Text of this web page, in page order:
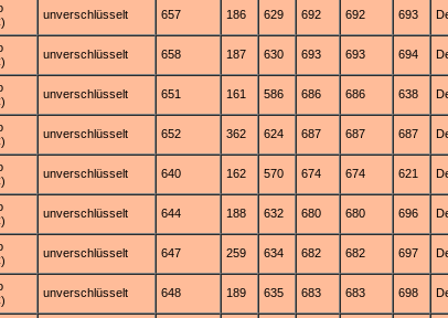
unverschlüsselt 657 186 629 692 692 693
unverschlüsselt 658 187 630 693 693 694
unverschlüsselt 651 161 586 686 686 638
unverschlüsselt 652 362 624 687 687 687
unverschlüsselt 640 162 570 674 674 621
unverschlüsselt 644 188 632 680 680 696
unverschlüsselt 647 259 634 682 682 697
unverschlüsselt 648 189 635 683 683 698